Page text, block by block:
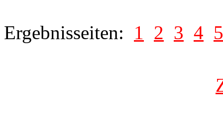
Ergebnisseiten: 1 2 3 4 5